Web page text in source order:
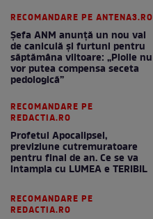
RECOMANDARE PE ANTENA3.RO
Șefa ANM anunță un nou val
de caniculă și furtuni pentru
săptămâna viitoare: „Ploile nu
vor putea compensa seceta
pedologică”
RECOMANDARE PE
REDACTIA.RO
Profetul Apocalipsei,
previziune cutremuratoare
pentru final de an. Ce se va
intampla cu LUMEA e TERIBIL
RECOMANDARE PE
REDACTIA.RO